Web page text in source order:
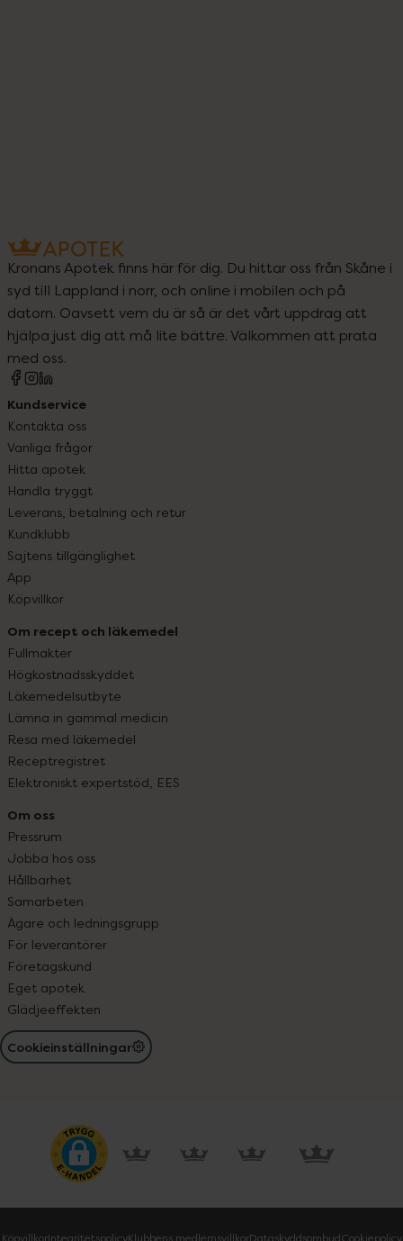
Kronans Apotek finns här för dig. Du hittar oss från Skåne i
syd till Lappland i norr, och online i mobilen och på
datorn. Oavsett vem du är så är det vårt uppdrag att
hjälpa just dig att må lite bättre. Välkommen att prata
med oss.
Kundservice
Kontakta oss
Vanliga frågor
Hitta apotek
Handla tryggt
Leverans, betalning och retur
Kundklubb
Sajtens tillgänglighet
App
Köpvillkor
Om recept och läkemedel
Fullmakter
Högkostnadsskyddet
Läkemedelsutbyte
Lämna in gammal medicin
Resa med läkemedel
Receptregistret
Elektroniskt expertstöd, EES
Om oss
Pressrum
Jobba hos oss
Hållbarhet
Samarbeten
Ägare och ledningsgrupp
För leverantörer
Företagskund
Eget apotek
Glädjeeffekten
Cookieinställningar
KöpvillkorIntegritetspolicyKlubbens medlemsvillkorDataskyddsombudCookiepolicy